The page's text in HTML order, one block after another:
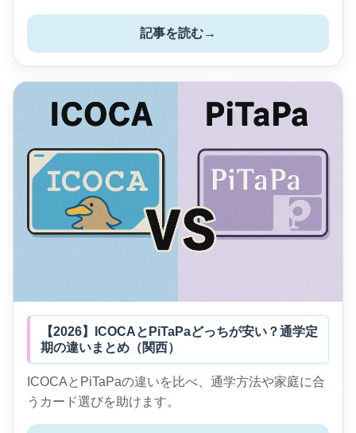
記事を読む→
【2026】ICOCAとPiTaPaどっちが安い？通学定
期の違いまとめ（関西）
ICOCAとPiTaPaの違いを比べ、通学方法や家庭に合
うカード選びを助けます。